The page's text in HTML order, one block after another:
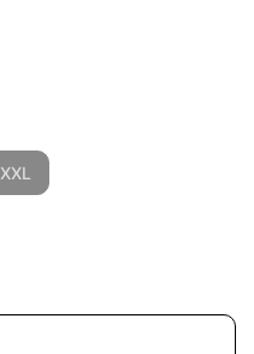
XXL